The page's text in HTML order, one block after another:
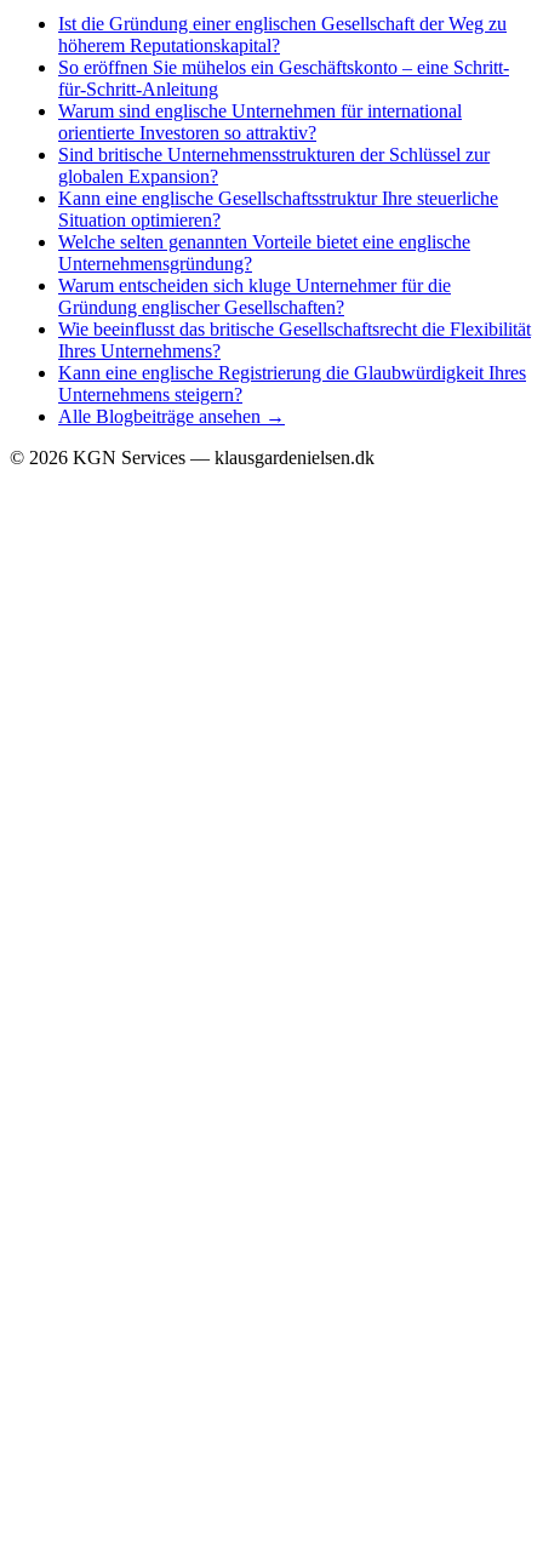
Ist die Gründung einer englischen Gesellschaft der Weg zu
höherem Reputationskapital?
So eröffnen Sie mühelos ein Geschäftskonto – eine Schritt-
für-Schritt-Anleitung
Warum sind englische Unternehmen für international
orientierte Investoren so attraktiv?
Sind britische Unternehmensstrukturen der Schlüssel zur
globalen Expansion?
Kann eine englische Gesellschaftsstruktur Ihre steuerliche
Situation optimieren?
Welche selten genannten Vorteile bietet eine englische
Unternehmensgründung?
Warum entscheiden sich kluge Unternehmer für die
Gründung englischer Gesellschaften?
Wie beeinflusst das britische Gesellschaftsrecht die Flexibilität
Ihres Unternehmens?
Kann eine englische Registrierung die Glaubwürdigkeit Ihres
Unternehmens steigern?
Alle Blogbeiträge ansehen →
© 2026 KGN Services — klausgardenielsen.dk